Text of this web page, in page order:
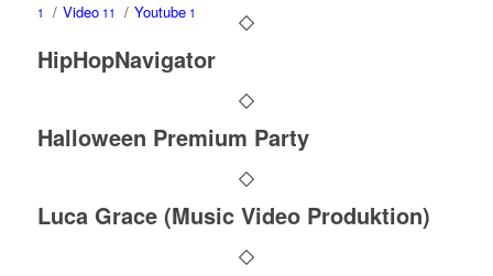
1 / Video11 / Youtube1
HipHopNavigator
Halloween Premium Party
Luca Grace (Music Video Produktion)